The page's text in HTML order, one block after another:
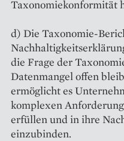
Taxonomiekonformität
d) Die Taxonomie-
die Frage der
Datenmangel offen
ermöglicht es
komplexen
erfüllen und in ihre
einzubinden.